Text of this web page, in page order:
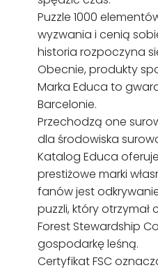
Puzzle 1000
wyzwania i cenią
historia rozpoczyna
Obecnie, produkty
Marka Educa to
Barcelonie.
Przechodzą one
dla środowiska
Katalog Educa
prestiżowe marki
fanów jest
puzzli, który otrzymał
Forest Stewardship
gospodarkę leśną.
Certyfikat FSC